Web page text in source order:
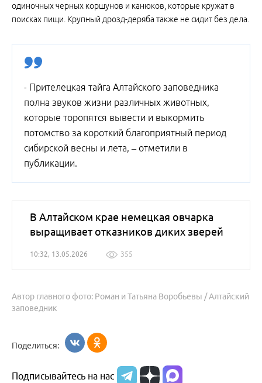
одиночных черных коршунов и канюков, которые кружат в
поисках пищи. Крупный дрозд-деряба также не сидит без дела.
- Прителецкая тайга Алтайского заповедника
полна звуков жизни различных животных,
которые торопятся вывести и выкормить
потомство за короткий благоприятный период
сибирской весны и лета, – отметили в
публикации.
В Алтайском крае немецкая овчарка
выращивает отказников диких зверей
10:32, 13.05.2026 355
Автор главного фото: Роман и Татьяна Воробьевы / Алтайский
заповедник
Поделиться:
Подписывайтесь на нас